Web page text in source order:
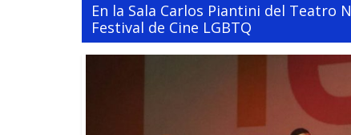
En la Sala Carlos Piantini del Teatro
Festival de Cine LGBTQ